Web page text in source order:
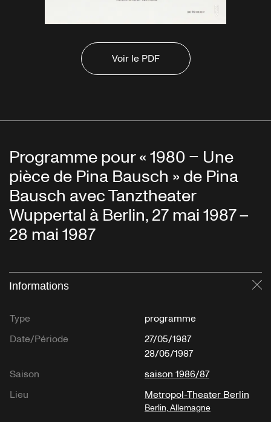
Voir le PDF
Programme pour « 1980 – Une
pièce de Pina Bausch » de Pina
Bausch avec Tanztheater
Wuppertal à Berlin, 27 mai 1987 –
28 mai 1987
Informations
Type
programme
Date/Période
27/05/1987
28/05/1987
Saison
saison 1986/87
Lieu
Metropol-Theater Berlin
Berlin, Allemagne